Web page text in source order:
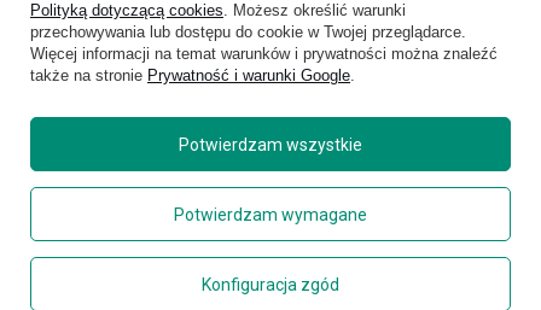
Copyright © 2026 delcaso.pl. Wszelkie prawa zastrzeżone.
Polityka prywatności
Zarządzaj plikami cookie
Regulamin
Polityką dotyczącą cookies. Możesz określić warunki
przechowywania lub dostępu do cookie w Twojej przeglądarce.
Więcej informacji na temat warunków i prywatności można znaleźć
także na stronie Prywatność i warunki Google.
Potwierdzam wymagane
Konfiguracja zgód
Potwierdzam wszystkie